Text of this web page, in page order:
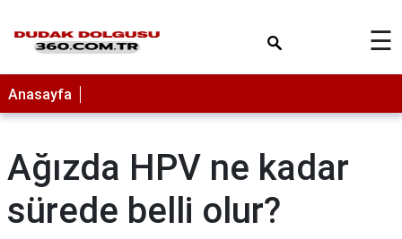
☰
Anasayfa
Ağızda HPV ne kadar
sürede belli olur?